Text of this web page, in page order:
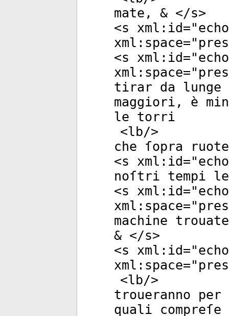
mate, & </s>
<s xml:id="
xml:space="
<s xml:id="
xml:space="
tirar da lunge
maggiori, è
le torri
<lb/>
che ſopra
<s xml:id="
noſtri tempi
<s xml:id="
xml:space="
machine
& </s>
<s xml:id="
xml:space="
<lb/>
troueranno
quali